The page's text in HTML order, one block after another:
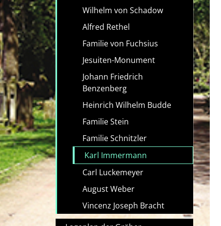
Wilhelm von Schadow
Alfred Rethel
Familie von Fuchsius
Jesuiten-Monument
Johann Friedrich
Benzenberg
Heinrich Wilhelm Budde
Familie Stein
Familie Schnitzler
Karl Immermann
Carl Luckemeyer
August Weber
Vincenz Joseph Bracht